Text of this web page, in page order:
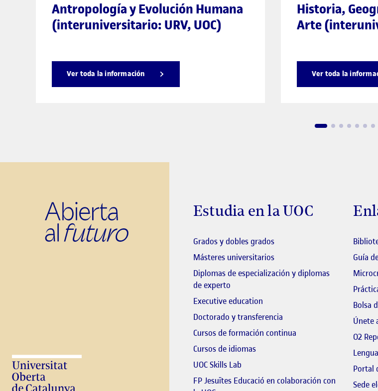
Antropología y Evolución Humana
(interuniversitario: URV, UOC)
Ver toda la información
Historia,
Arte
Ver toda la
Estudia en la UOC
Grados y dobles grados
Másteres universitarios
Diplomas de especialización y diplomas
de experto
Executive education
Doctorado y transferencia
Cursos de formación continua
Cursos de idiomas
UOC Skills Lab
FP Jesuïtes Educació en colaboración con
Guía
Bolsa
Únete
O2
Portal
Sede